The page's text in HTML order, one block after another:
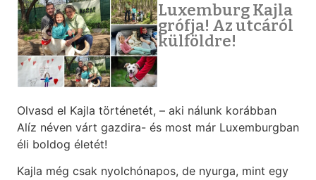
Luxemburg Kajla
grófja! Az utcáról
külföldre!
Olvasd el Kajla történetét, – aki nálunk korábban
Alíz néven várt gazdira- és most már Luxemburgban
éli boldog életét!
Kajla még csak nyolchónapos, de nyurga, mint egy